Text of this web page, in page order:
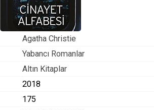
Agatha Christie
Yabancı Romanlar
Altın Kitaplar
2018
175